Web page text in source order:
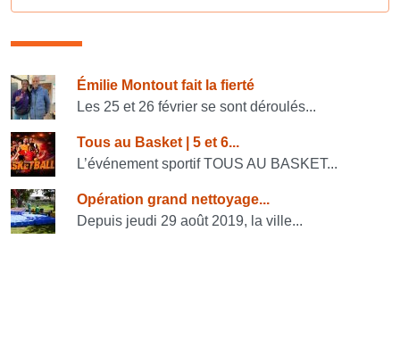
Consulter également
Émilie Montout fait la fierté
Les 25 et 26 février se sont déroulés...
Tous au Basket | 5 et 6...
L’événement sportif TOUS AU BASKET...
Opération grand nettoyage...
Depuis jeudi 29 août 2019, la ville...